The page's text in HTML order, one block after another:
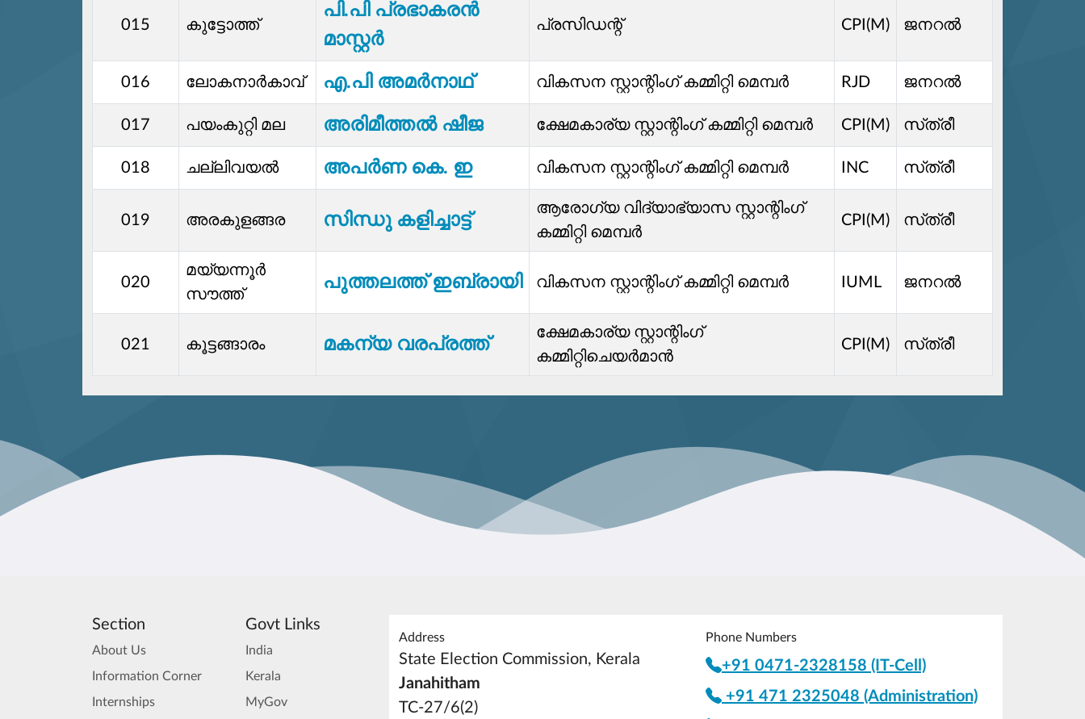
015 കുട്ടോത്ത്
പി.പി പ്രഭാകരൻ
മാസ്റ്റർ
പ്രസിഡന്റ് CPI(M) ജനറൽ
016 ലോകനാർകാവ് എ.പി അമര്‍നാഥ് വികസന സ്റ്റാന്റിംഗ് കമ്മിറ്റി മെമ്പർ RJD ജനറൽ
017 പയംകുറ്റി മല അരിമീത്തൽ ഷീജ ക്ഷേമകാര്യ സ്റ്റാന്റിംഗ് കമ്മിറ്റി മെമ്പർ CPI(M) സ്‌ത്രീ
018 ചല്ലിവയൽ അപർണ കെ. ഇ വികസന സ്റ്റാന്റിംഗ് കമ്മിറ്റി മെമ്പർ INC സ്‌ത്രീ
019 അരകുളങ്ങര സിന്ധു കളിച്ചാട്ട്
ആരോഗ്യ വിദ്യാഭ്യാസ സ്റ്റാന്റിംഗ്
കമ്മിറ്റി മെമ്പർ
CPI(M) സ്‌ത്രീ
020
മയ്യന്നൂർ
സൗത്ത്
പുത്തലത്ത് ഇബ്രായി വികസന സ്റ്റാന്റിംഗ് കമ്മിറ്റി മെമ്പർ IUML ജനറൽ
021 കൂട്ടങ്ങാരം മകന്യ വരപ്രത്ത്
ക്ഷേമകാര്യ സ്റ്റാന്റിംഗ്
കമ്മിറ്റിചെയർമാൻ
CPI(M) സ്‌ത്രീ
Section
About Us
Information Corner
Internships
Govt Links
India
Kerala
MyGov
Address
State Election Commission, Kerala
Janahitham
TC-27/6(2)
Phone Numbers
+91 0471-2328158 (IT-Cell)
+91 471 2325048 (Administration)